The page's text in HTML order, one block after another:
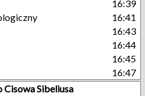
16:39
16:41
16:43
16:44
16:45
16:47
Cisowa Sibeliusa